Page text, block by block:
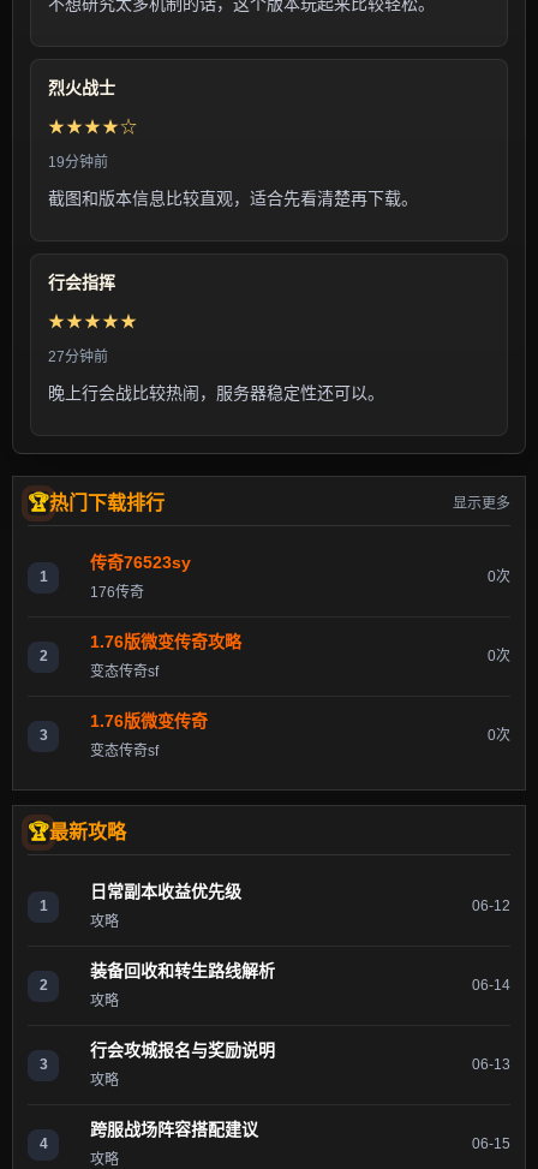
烈火战士
★★★★☆
19分钟前
截图和版本信息比较直观，适合先看清楚再下载。
行会指挥
★★★★★
27分钟前
晚上行会战比较热闹，服务器稳定性还可以。
热门下载排行 显示更多
1
传奇76523sy
176传奇
0次
2
1.76版微变传奇攻略
变态传奇sf
0次
3
1.76版微变传奇
变态传奇sf
0次
最新攻略
1
日常副本收益优先级
攻略
06-12
2
装备回收和转生路线解析
攻略
06-14
3
行会攻城报名与奖励说明
攻略
06-13
4
跨服战场阵容搭配建议
攻略
06-15